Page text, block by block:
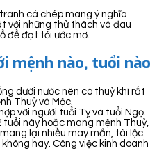
cá chép mang ý nghĩa
với những thử thách và đau
để đạt tới ước mơ.
mệnh nào, tuổi nào
dưới nước nên có thuỷ khí rất
Thuỷ và Mộc.
với người tuổi Tỵ và tuổi Ngọ.
tuổi này hoặc mang mệnh Thuỷ,
lại nhiều may mắn, tài lộc.
hay. Công việc kinh doanh